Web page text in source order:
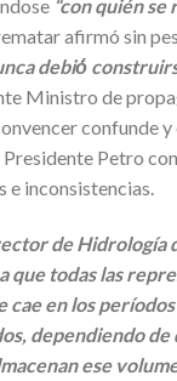
“con quién
afirmó sin
debió́
Ministro de
confunde y
Petro
e inconsistencias.
de Hidrología
que todas las
cae en los
dependiendo de
ese